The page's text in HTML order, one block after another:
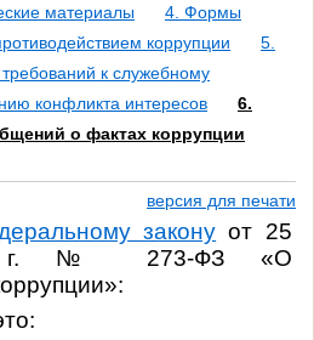
материалы
4. Формы
коррупции
5.
к служебному
конфликта интересов
6.
о фактах коррупции
версия для печати
закону от 25
г. № 273-ФЗ «О